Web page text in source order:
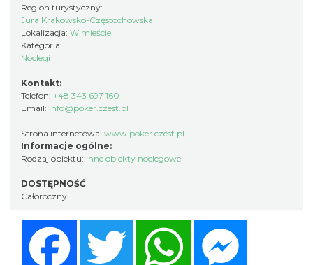
Region turystyczny:
Jura Krakowsko-Częstochowska
Lokalizacja: W mieście
Kategoria:
Noclegi
Kontakt:
Telefon: +48 343 697 160
Email: info@poker.czest.pl
Strona internetowa: www.poker.czest.pl
Informacje ogólne:
Rodzaj obiektu: Inne obiekty noclegowe
DOSTĘPNOŚĆ
Całoroczny
Twitter